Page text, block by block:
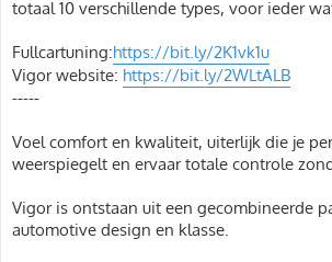
h
t
totaal 10 verschillende types, voor ieder
Fullcartuning:https://bit.ly/2K1vk1u
Vigor website: https://bit.ly/2WLtALB
-----
Voel comfort en kwaliteit, uiterlijk die je
weerspiegelt en ervaar totale controle
Vigor is ontstaan uit een gecombineerde
automotive design en klasse.